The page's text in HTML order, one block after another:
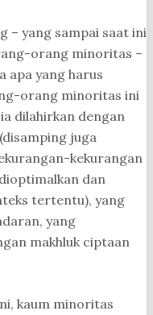
– yang sampai saat ini
orang minoritas –
apa yang harus
orang minoritas ini
dilahirkan dengan
juga
kekurangan
dan
tertentu), yang
yang
makhluk ciptaan
kaum minoritas